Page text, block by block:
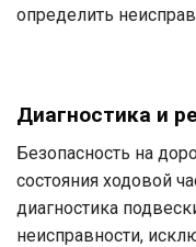
определить
Диагностика и
Безопасность на
состояния ходовой
диагностика
неисправности,